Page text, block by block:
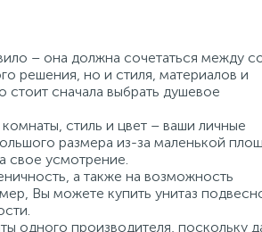
– она должна сочетаться между
решения, но и стиля, материалов и
стоит сначала выбрать душевое
стиль и цвет – ваши личные
размера из-за маленькой
свое усмотрение.
а также на возможность
Вы можете купить унитаз
одного производителя, поскольку